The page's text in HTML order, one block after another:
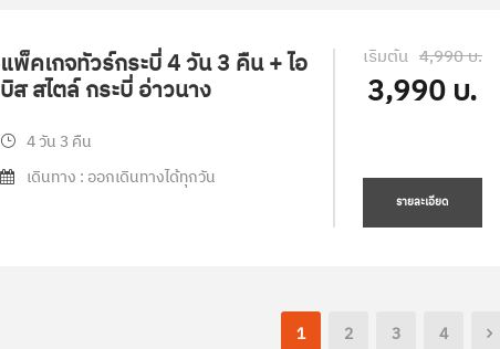
แพ็คเกจทัวร์กระบี่ 4 วัน 3 คืน + ไอ
บิส สไตล์ กระบี่ อ่าวนาง
4 วัน 3 คืน
เดินทาง : ออกเดินทางได้ทุกวัน
เริ่มต้น 4,990 บ.
3,990 บ.
รายละเอียด
1 2 3 4